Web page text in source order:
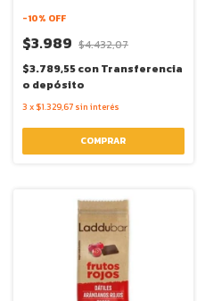
-10% OFF
$3.989 $4.432,07
$3.789,55conTransferencia
o depósito
3 x $1.329,67 sin interés